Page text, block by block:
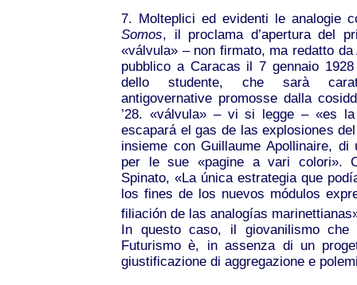
7. Molteplici ed evidenti le analogie
Somos, il proclama d’apertura del
«válvula» – non firmato, ma redatto
pubblico a Caracas il 7 gennaio
dello studente, che sarà
antigovernative promosse dalla
’28. «válvula» – vi si legge – «es
escapará el gas de las explosiones
insieme con Guillaume Apollinaire,
per le sue «pagine a vari colori».
Spinato, «La única estrategia que
los fines de los nuevos módulos
filiación de las analogías
In questo caso, il giovanilismo che
Futurismo è, in assenza di un
giustificazione di aggregazione e